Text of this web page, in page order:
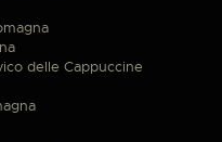
delle Cappuccine